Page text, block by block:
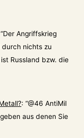
Der Angriffskrieg
nichts zu
Russland bzw. die
: “@46 AntiMil
aus denen Sie